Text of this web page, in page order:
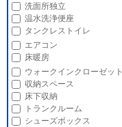
洗面所独立
温水洗浄便座
タンクレストイレ
エアコン
床暖房
ウォークインクローゼット
収納スペース
床下収納
トランクルーム
シューズボックス